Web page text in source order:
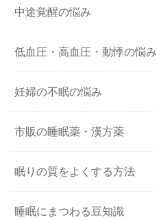
中途覚醒の悩み
低血圧・高血圧・動悸の悩み
妊婦の不眠の悩み
市販の睡眠薬・漢方薬
眠りの質をよくする方法
睡眠にまつわる豆知識